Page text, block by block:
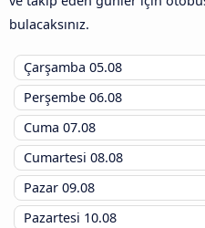
bulacaksınız.
Çarşamba 05.08
Perşembe 06.08
Cuma 07.08
Cumartesi 08.08
Pazar 09.08
Pazartesi 10.08